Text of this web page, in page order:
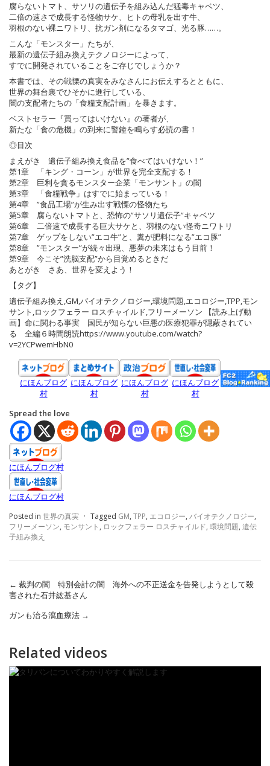
腐らないトマト、サソリの遺伝子を組み込んだ猛毒キャベツ、
二倍の速さで成長する怪物サケ、ヒトの母乳を出す牛、
羽根のない裸ニワトリ、抗ガン剤になるタマゴ、光る豚……。
こんな「モンスター」たちが、
最新の遺伝子組み換えテクノロジーによって、
すでに開発されていることをご存じでしょうか？
本書では、その戦慄の真実をみなさんにお伝えするとともに、
世界の舞台裏でひそかに進行している、
闇の支配者たちの「食糧支配計画」を暴きます。
ベストセラー『買ってはいけない』の著者が、
新たな「食の危機」の到来に警鐘を鳴らす必読の書！
◎目次
まえがき 遺伝子組み換え食品を”食べてはいけない！”
第1章 「キング・コーン」が世界を完全支配する！
第2章 巨利を貪るモンスター企業「モンサント」の闇
第3章 「食糧戦争」はすでに始まっている！
第4章 ”食品工場”が生み出す戦慄の怪物たち
第5章 腐らないトマトと、恐怖の”サソリ遺伝子”キャベツ
第6章 二倍速で成長する巨大サケと、羽根のない怪奇ニワトリ
第7章 ゲップをしない”エコ牛”と、糞が肥料になる”エコ豚”
第8章 ”モンスター”が続々出現、悪夢の未来はもう目前！
第9章 今こそ”洗脳支配”から目覚めるときだ
あとがき さあ、世界を変えよう！
【タグ】
遺伝子組み換え,GM,バイオテクノロジー,環境問題,エコロジー,TPP,モン
サント,ロックフェラー ロスチャイルド,フリーメーソン 【読み上げ動
画】命に関わる事実 国民が知らない巨悪の医療犯罪が隠蔽されてい
る 全編６時間朗読https://www.youtube.com/watch?
v=2YCPwemHbN0
にほんブログ
村
にほんブログ
村
にほんブログ
村
にほんブログ
村
Spread the love
にほんブログ村
にほんブログ村
Posted in 世界の真実 · Tagged GM, TPP, エコロジー, バイオテクノロジー,
フリーメーソン, モンサント , ロックフェラー ロスチャイルド, 環境問題, 遺伝
子組み換え
← 裁判の闇 特別会計の闇 海外への不正送金を告発しようとして殺
害された石井紘基さん
ガンも治る瀉血療法 →
Related videos